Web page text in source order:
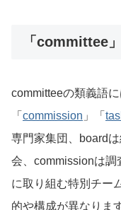
「committee
committeeの類義語に
「 commission 」「
専門家集団、board
会、commissionは調
に取り組む特別チー
的や構成が異なりま